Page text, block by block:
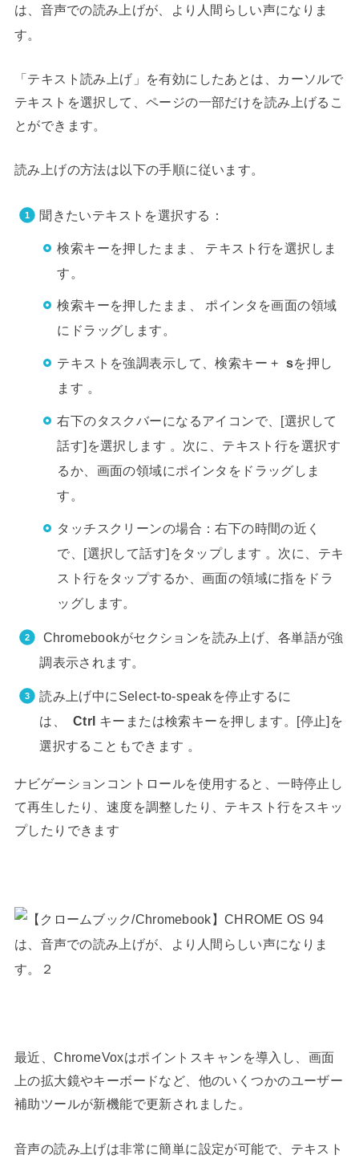
「テキスト読み上げ」を有効にしたあとは、カーソルで
テキストを選択して、ページの一部だけを読み上げるこ
とができます。
読み上げの方法は以下の手順に従います。
聞きたいテキストを選択する：
検索キーを押したまま、 テキスト行を選択しま
す。
検索キーを押したまま、 ポインタを画面の領域
にドラッグします。
テキストを強調表示して、検索キー + sを押し
ます 。
右下のタスクバーになるアイコンで、[選択して
話す]を選択します 。次に、テキスト行を選択す
るか、画面の領域にポインタをドラッグしま
す。
タッチスクリーンの場合：右下の時間の近く
で、[選択して話す]をタップします 。次に、テキ
スト行をタップするか、画面の領域に指をドラ
ッグします。
Chromebookがセクションを読み上げ、各単語が強
調表示されます。
読み上げ中にSelect-to-speakを停止するに
は、 Ctrl キーまたは検索キーを押します。[停止]を
選択することもできます 。
ナビゲーションコントロールを使用すると、一時停止し
て再生したり、速度を調整したり、テキスト行をスキッ
プしたりできます
最近、ChromeVoxはポイントスキャンを導入し、画面
上の拡大鏡やキーボードなど、他のいくつかのユーザー
補助ツールが新機能で更新されました。
音声の読み上げは非常に簡単に設定が可能で、テキスト